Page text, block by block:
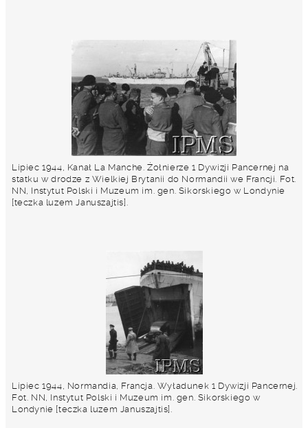
Lipiec 1944, Kanał La Manche. Żołnierze 1 Dywizji Pancernej na
statku w drodze z Wielkiej Brytanii do Normandii we Francji. Fot.
NN, Instytut Polski i Muzeum im. gen. Sikorskiego w Londynie
[teczka luzem Januszajtis].
Lipiec 1944, Normandia, Francja. Wyładunek 1 Dywizji Pancernej.
Fot. NN, Instytut Polski i Muzeum im. gen. Sikorskiego w
Londynie [teczka luzem Januszajtis].